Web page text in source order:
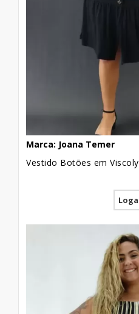
Se você tem
revenda de peças do
ideal é pesquisar
mais próximo de
concentra as
produção.
compra das peças e
precisa seguir
nesse
Você pode mudar a
forma simples e
peças de atacado. E
informação a
compra e venda,
artigos que
por exemplo, o
Marca: Joana Temer